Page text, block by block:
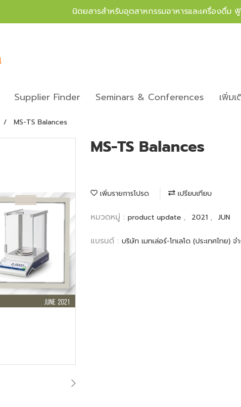
นิตยสารสำหรับอุตสาหกรรมอาหารและเครื่องดื่
Supplier Finder Seminars & Conferences เพิ่ม
MS-TS Balances
MS-TS Balances
เพิ่มรายการโปรด เปรียบเทียบ
หมวดหมู่ : product update , 2021 , JUN
แบรนด์ : บริษัท เมทเล่อร์-โทเลโด (ประเทศไทย) จ